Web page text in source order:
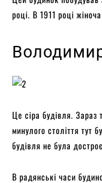
році. В 1911 році
Це сіра будівля. Зараз
минулого століття тут
будівля не була
В радянські часи